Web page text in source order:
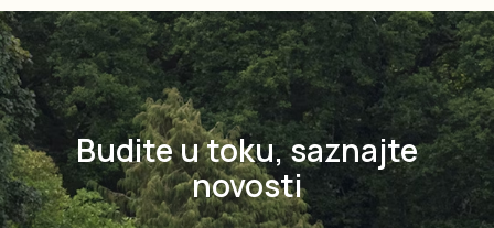
Budite u toku, saznajte
novosti